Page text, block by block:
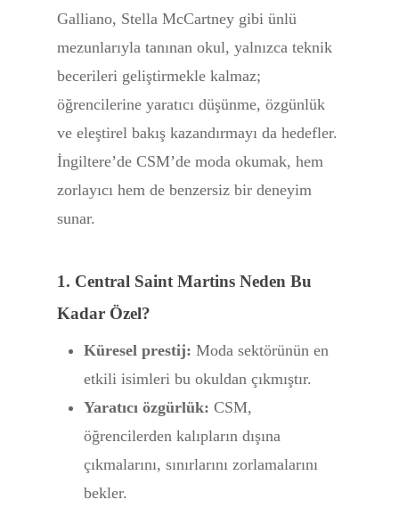
Galliano, Stella McCartney gibi ünlü
mezunlarıyla tanınan okul, yalnızca teknik
becerileri geliştirmekle kalmaz;
öğrencilerine yaratıcı düşünme, özgünlük
ve eleştirel bakış kazandırmayı da hedefler.
İngiltere’de CSM’de moda okumak, hem
zorlayıcı hem de benzersiz bir deneyim
sunar.
1. Central Saint Martins Neden Bu
Kadar Özel?
Küresel prestij: Moda sektörünün en
etkili isimleri bu okuldan çıkmıştır.
Yaratıcı özgürlük: CSM,
öğrencilerden kalıpların dışına
çıkmalarını, sınırlarını zorlamalarını
bekler.